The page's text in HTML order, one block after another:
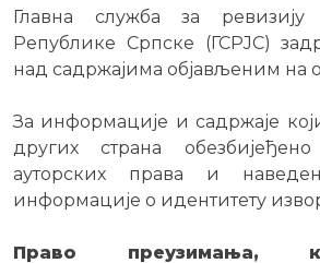
Главна служба за ревизију
Републике Српске (ГСРЈС)
над садржајима објављеним на
За информације и садржаје
других страна
ауторских права и
информације о идентитету
Право преузимања,